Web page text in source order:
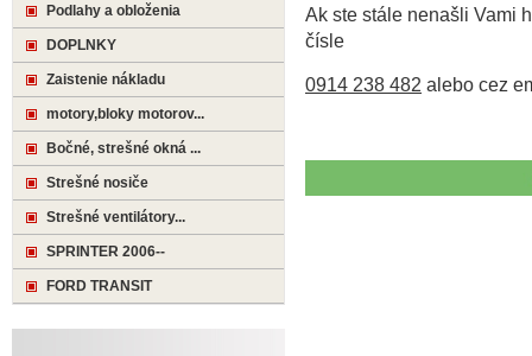
Ak ste stále nenašli Vami
čísle
0914 238 482 alebo cez
Podlahy a obloženia
DOPLNKY
Zaistenie nákladu
motory,bloky motorov...
Bočné, strešné okná ...
Strešné nosiče
Strešné ventilátory...
SPRINTER 2006--
FORD TRANSIT